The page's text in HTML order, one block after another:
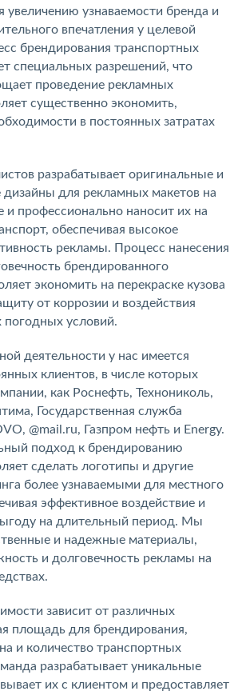
увеличению узнаваемости бренда и
впечатления у целевой
брендирования транспортных
специальных разрешений, что
проведение рекламных
существенно экономить,
в постоянных затратах
разрабатывает оригинальные и
дизайны для рекламных макетов на
и профессионально наносит их на
обеспечивая высокое
рекламы. Процесс нанесения
брендированного
экономить на перекраске кузова
от коррозии и воздействия
погодных условий.
деятельности у нас имеется
клиентов, в числе которых
как Роснефть, Технониколь,
Государственная служба
@mail.ru, Газпром нефть и Energy.
подход к брендированию
сделать логотипы и другие
более узнаваемыми для местного
эффективное воздействие и
на длительный период. Мы
и надежные материалы,
и долговечность рекламы на
зависит от различных
площадь для брендирования,
и количество транспортных
разрабатывает уникальные
их с клиентом и предоставляет